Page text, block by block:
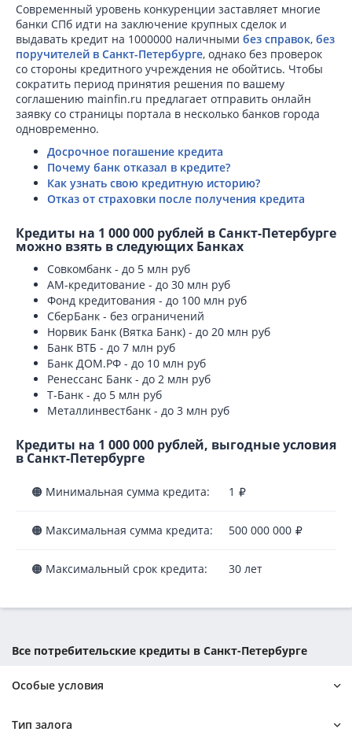
Современный уровень конкуренции заставляет многие
банки СПб идти на заключение крупных сделок и
выдавать кредит на 1000000 наличными без справок, без
поручителей в Санкт-Петербурге, однако без проверок
со стороны кредитного учреждения не обойтись. Чтобы
сократить период принятия решения по вашему
соглашению mainfin.ru предлагает отправить онлайн
заявку со страницы портала в несколько банков города
одновременно.
Досрочное погашение кредита
Почему банк отказал в кредите?
Как узнать свою кредитную историю?
Отказ от страховки после получения кредита
Кредиты на 1 000 000 рублей в Санкт-Петербурге
можно взять в следующих Банках
Совкомбанк - до 5 млн руб
АМ-кредитование - до 30 млн руб
Фонд кредитования - до 100 млн руб
СберБанк - без ограничений
Норвик Банк (Вятка Банк) - до 20 млн руб
Банк ВТБ - до 7 млн руб
Банк ДОМ.РФ - до 10 млн руб
Ренессанс Банк - до 2 млн руб
Т-Банк - до 5 млн руб
Металлинвестбанк - до 3 млн руб
Кредиты на 1 000 000 рублей, выгодные условия
в Санкт-Петербурге
🟠 Минимальная сумма кредита: 1
🟠 Максимальная сумма кредита: 500 000 000
🟠 Максимальный срок кредита: 30 лет
Все потребительские кредиты в Санкт-Петербурге
Особые условия
По двум документам
С плохой историей
Тип залога